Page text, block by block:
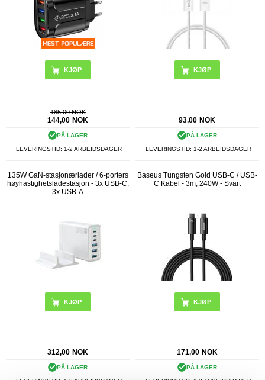
185,00 NOK
144,00 NOK
PÅ LAGER
LEVERINGSTID: 1-2 ARBEIDSDAGER
KJØP
93,00 NOK
PÅ LAGER
LEVERINGSTID: 1-2 ARBEIDSDAGER
135W GaN-stasjonærlader / 6-porters
høyhastighetsladestasjon - 3x USB-C,
3x USB-A
KJØP
312,00 NOK
PÅ LAGER
Baseus Tungsten Gold USB-C / USB-
C Kabel - 3m, 240W - Svart
171,00 NOK
PÅ LAGER